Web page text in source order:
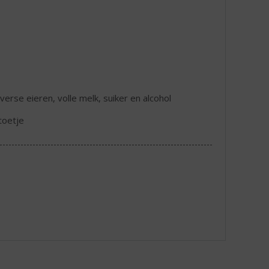
eieren, volle melk, suiker en alcohol